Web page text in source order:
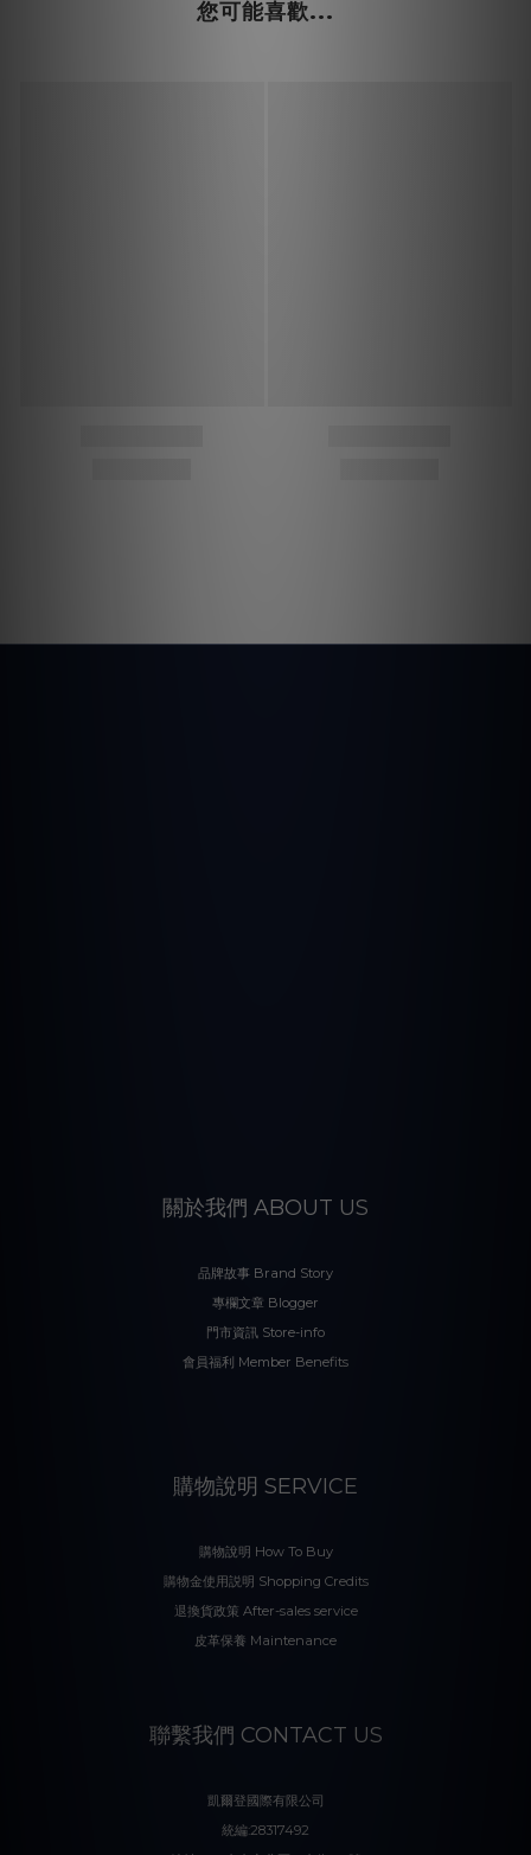
您可能喜歡...
關於我們 ABOUT US
品牌故事 Brand Story
專欄文章 Blogger
門市資訊 Store-info
會員福利 Member Benefits
購物說明 SERVICE
購物說明 How To Buy
購物金使用説明 Shopping Credits
退換貨政策 After-sales service
皮革保養 Maintenance
聯繫我們 CONTACT US
凱爾登國際有限公司
統編:28317492